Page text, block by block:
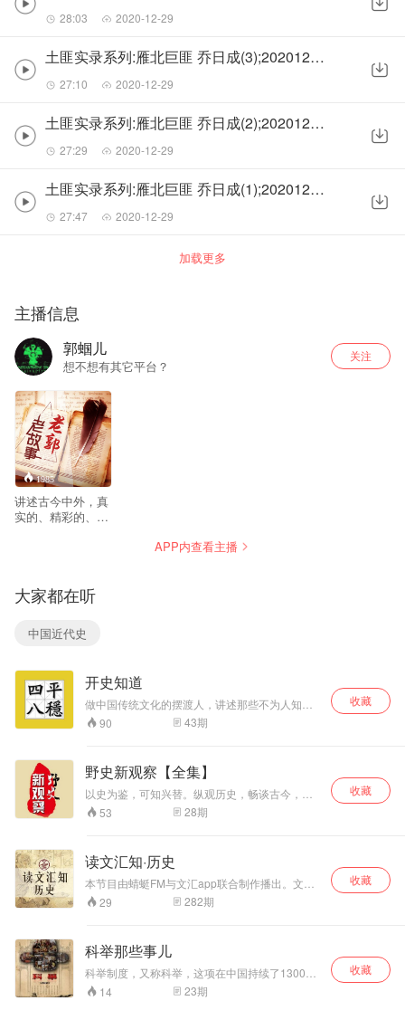
28:03 2020-12-29
土匪实录系列:雁北巨匪 乔日成(3);20201228(老晚)
27:10 2020-12-29
土匪实录系列:雁北巨匪 乔日成(2);20201227(老晚)
27:29 2020-12-29
土匪实录系列:雁北巨匪 乔日成(1);20201227(老晚)
27:47 2020-12-29
加载更多
主播信息
郭蝈儿
想不想有其它平台？
关注
1985
讲述古今中外，真
实的、精彩的、具
题片的界限、突破
纪录片与社会报道
的界限、突破纪录
片与故事片的界
文艺片的界限，一
切为故事服务，采
取一切合理的手
段、手法整合故
事。为观众讲述一
跌宕起伏的故事，
如同一部部真实的
电视剧呈现给观
众。老郭没有架
子，没有说教，就
对话，却总让人觉
得言之有理、言之
有据，觉得有道理
就琢磨琢磨，没道
重，目的就是让大
家放松下来享受生
活。
APP内查看主播
大家都在听
中国近代史
开史知道
做中国传统文化的摆渡人，讲述那些不为人知的
历史故事！
90 43期
收藏
野史新观察【全集】
以史为鉴，可知兴替。纵观历史，畅谈古今，就
在蜻蜓FM独家《野史新观察》。
53 28期
收藏
读文汇知·历史
本节目由蜻蜓FM与文汇app联合制作播出。文汇
app由文汇报社创办。文汇报社创办于1938年1月
25日，因“观念引领”成为知识分子的良师益友。
度时尚出击，厚积薄发，奉上思想人文的精品佳
作。
29 282期
收藏
科举那些事儿
科举制度，又称科举，这项在中国持续了1300多
年的制度，深深影响了中国的人才选拔乃至政治
发展！它渊源于汉朝，创始于隋朝，确立于唐
14 23期
收藏